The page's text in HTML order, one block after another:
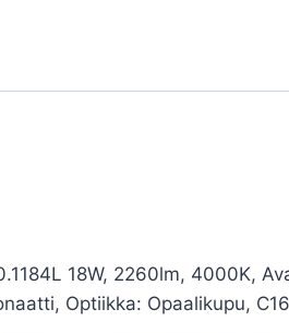
18W, 2260lm, 4000K,
Optiikka: Opaalikupu,